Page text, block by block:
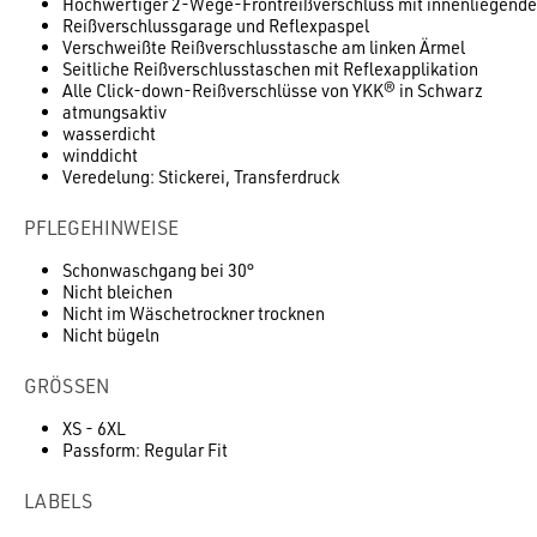
Reißverschlussgarage und Reflexpaspel
Verschweißte Reißverschlusstasche am linken Ärmel
Seitliche Reißverschlusstaschen mit Reflexapplikation
Alle Click-down-Reißverschlüsse von YKK® in Schwarz
atmungsaktiv
wasserdicht
winddicht
Veredelung: Stickerei, Transferdruck
PFLEGEHINWEISE
Schonwaschgang bei 30°
Nicht bleichen
Nicht im Wäschetrockner trocknen
Nicht bügeln
GRÖSSEN
XS - 6XL
Passform: Regular Fit
LABELS